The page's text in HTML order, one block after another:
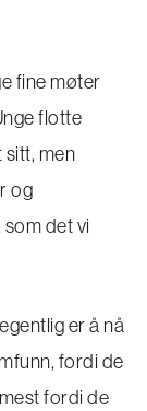
fine møter
flotte
men
og
det vi
er å nå
fordi de
fordi de